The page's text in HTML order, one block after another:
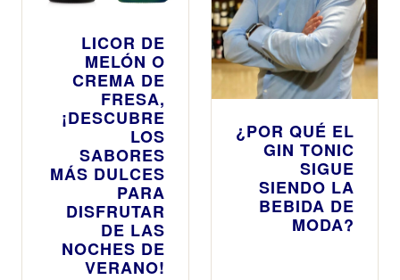
LICOR DE
MELÓN O
CREMA DE
FRESA,
¡DESCUBRE
LOS
SABORES
MÁS DULCES
PARA
DISFRUTAR
DE LAS
NOCHES DE
VERANO!
¿POR QUÉ EL
GIN TONIC
SIGUE
SIENDO LA
BEBIDA DE
MODA?